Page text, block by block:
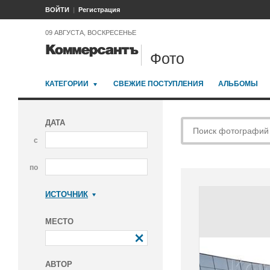
ВОЙТИ Регистрация
09 АВГУСТА, ВОСКРЕСЕНЬЕ
Фото
КАТЕГОРИИ СВЕЖИЕ ПОСТУПЛЕНИЯ АЛЬБОМЫ
ДАТА
с
по
ИСТОЧНИК
МЕСТО
АВТОР